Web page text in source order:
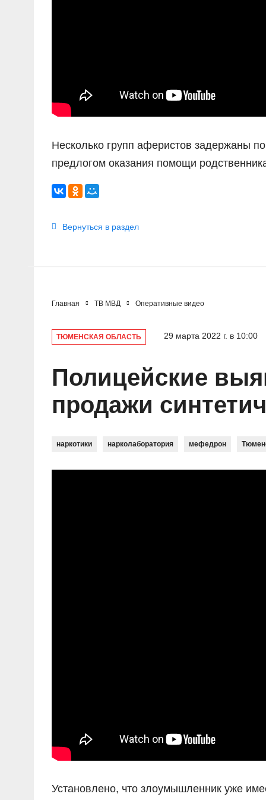
Несколько групп аферистов задержаны
предлогом оказания помощи
Вернуться в раздел
Главная ТВ МВД Оперативные видео
ТЮМЕНСКАЯ ОБЛАСТЬ 29 марта 2022 г. в 10:00
Полицейские
продажи
наркотики нарколаборатория мефедрон
Установлено, что злоумышленник уже